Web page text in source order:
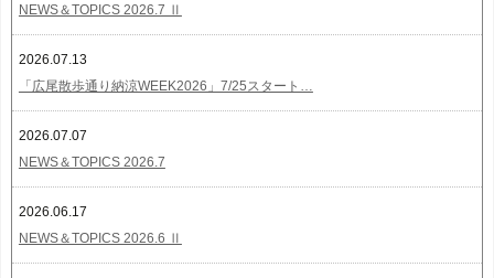
NEWS＆TOPICS 2026.7 Ⅱ
2026.07.13
「広尾散歩通り納涼WEEK2026」7/25スタート…
2026.07.07
NEWS＆TOPICS 2026.7
2026.06.17
NEWS＆TOPICS 2026.6 Ⅱ